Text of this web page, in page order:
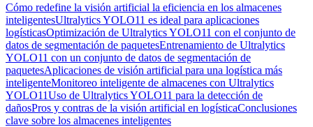
Cómo redefine la visión artificial la eficiencia en los almacenes
inteligentesUltralytics YOLO11 es ideal para aplicaciones
logísticasOptimización de Ultralytics YOLO11 con el conjunto de
datos de segmentación de paquetesEntrenamiento de Ultralytics
YOLO11 con un conjunto de datos de segmentación de
paquetesAplicaciones de visión artificial para una logística más
inteligenteMonitoreo inteligente de almacenes con Ultralytics
YOLO11Uso de Ultralytics YOLO11 para la detección de
dañosPros y contras de la visión artificial en logísticaConclusiones
clave sobre los almacenes inteligentes